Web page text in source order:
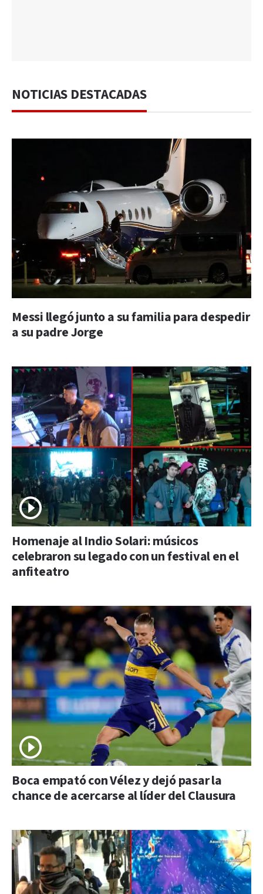
NOTICIAS DESTACADAS
Messi llegó junto a su familia para despedir
a su padre Jorge
Homenaje al Indio Solari: músicos
celebraron su legado con un festival en el
anfiteatro
Boca empató con Vélez y dejó pasar la
chance de acercarse al líder del Clausura